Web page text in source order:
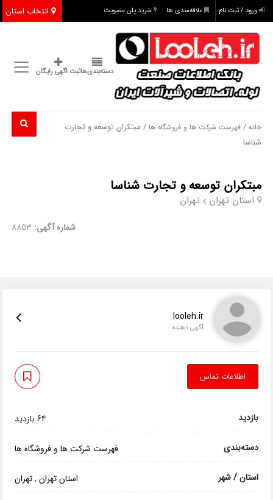
انتخاب استان ورود / ثبت نام علاقه‌مندی ها خرید پلن عضویت
دسته‌بندی‌هاثبت اگهی رایگان
خانه /فهرست شرکت ها و فروشگاه ها / مبتکران توسعه و تجارت
شناسا
مبتکران توسعه و تجارت شناسا
استان تهران تهران
شماره آگهی: 8853
looleh.ir
آگهی دهنده
اطلاعات تماس
بازدید 64 بازدید
دسته‌بندی فهرست شرکت ها و فروشگاه ها
استان / شهر استان تهران,تهران